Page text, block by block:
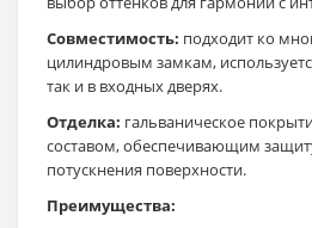
Совместимость: подходит ко
цилиндровым замкам,
так и в входных дверях.
Отделка: гальваническое
составом, обеспечивающим
потускнения поверхности.
Преимущества: